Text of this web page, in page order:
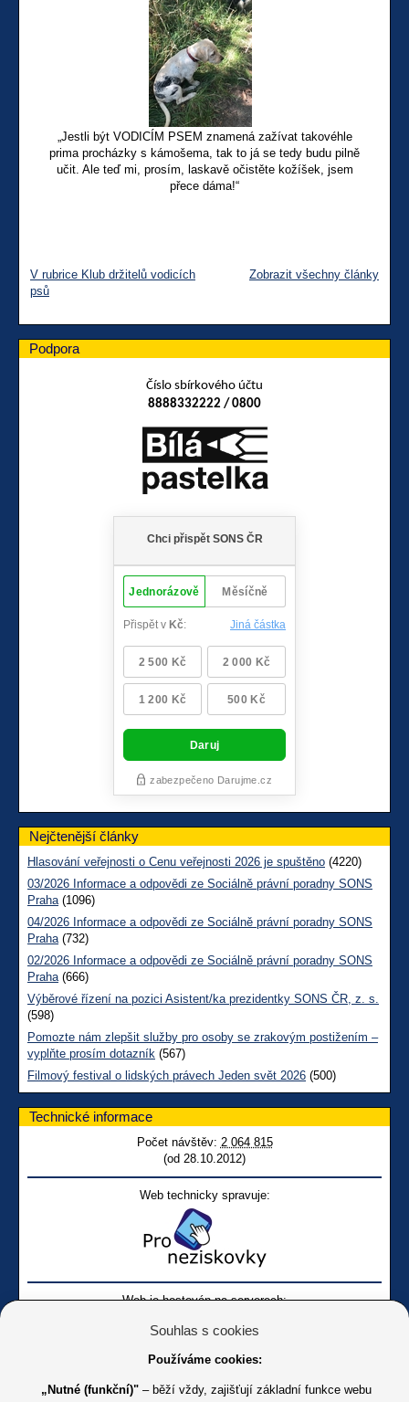
„Jestli být VODICÍM PSEM znamená zažívat takovéhle
prima procházky s kámošema, tak to já se tedy budu pilně
učit. Ale teď mi, prosím, laskavě očistěte kožíšek, jsem
přece dáma!“
V rubrice Klub držitelů vodicích
psů
Zobrazit všechny články
Podpora
Číslo sbírkového účtu
8888332222 / 0800
Nejčtenější články
Hlasování veřejnosti o Cenu veřejnosti 2026 je spuštěno (4220)
03/2026 Informace a odpovědi ze Sociálně právní poradny SONS
Praha(1096)
04/2026 Informace a odpovědi ze Sociálně právní poradny SONS
Praha(732)
02/2026 Informace a odpovědi ze Sociálně právní poradny SONS
Praha(666)
Výběrové řízení na pozici Asistent/ka prezidentky SONS ČR, z. s.
(598)
Pomozte nám zlepšit služby pro osoby se zrakovým postižením –
vyplňte prosím dotazník (567)
Filmový festival o lidských právech Jeden svět 2026 (500)
Technické informace
Počet návštěv: 2 064 815
(od 28.10.2012)
Web technicky spravuje:
Web je hostován na serverech:
Souhlas s cookies
Používáme cookies:
„Nutné (funkční)" – běží vždy, zajišťují základní funkce webu